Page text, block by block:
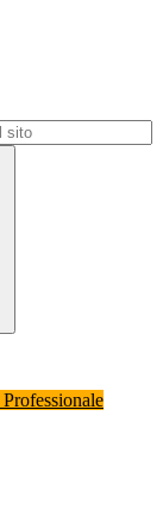
Professionale